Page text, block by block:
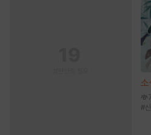
소
#